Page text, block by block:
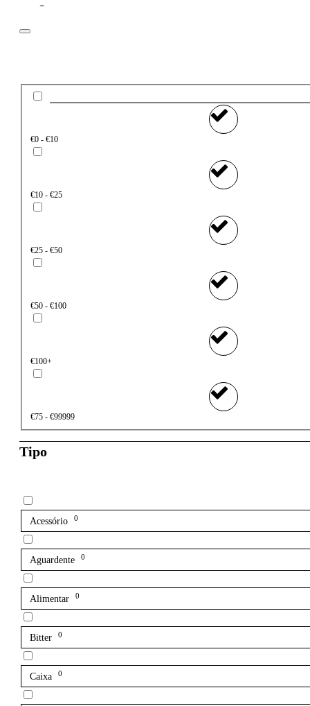
Filtros
€0 - €10
€10 - €25
€25 - €50
€50 - €100
€100+
€75 - €99999
Tipo
Acessório 0
Aguardente 0
Alimentar 0
Bitter 0
Caixa 0